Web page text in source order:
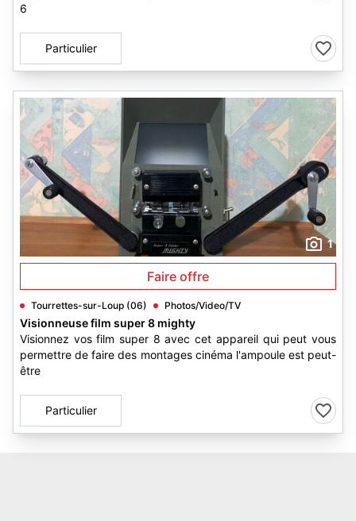
6
Particulier
1
Faire offre
Tourrettes-sur-Loup (06) Photos/Video/TV
Visionneuse film super 8 mighty
Visionnez vos film super 8 avec cet appareil qui peut vous
permettre de faire des montages cinéma l'ampoule est peut-
être
Particulier